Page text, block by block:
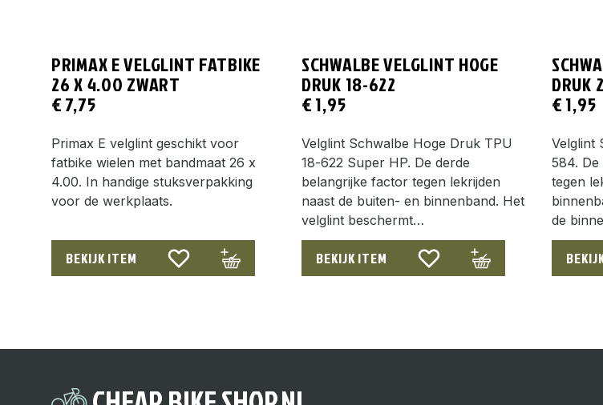
PRIMAX E VELGLINT FATBIKE
26 X 4.00 ZWART
€7,75
Primax E velglint geschikt voor
fatbike wielen met bandmaat 26 x
4.00. In handige stuksverpakking
voor de werkplaats.
BEKIJK ITEM
SCHWALBE VELGLINT HOGE
DRUK 18-622
€1,95
Velglint Schwalbe Hoge Druk TPU
18-622 Super HP. De derde
belangrijke factor tegen lekrijden
naast de buiten- en binnenband. Het
velglint beschermt…
BEKIJK ITEM
DRUK
€1,95
Velglint
584.
tegen
de